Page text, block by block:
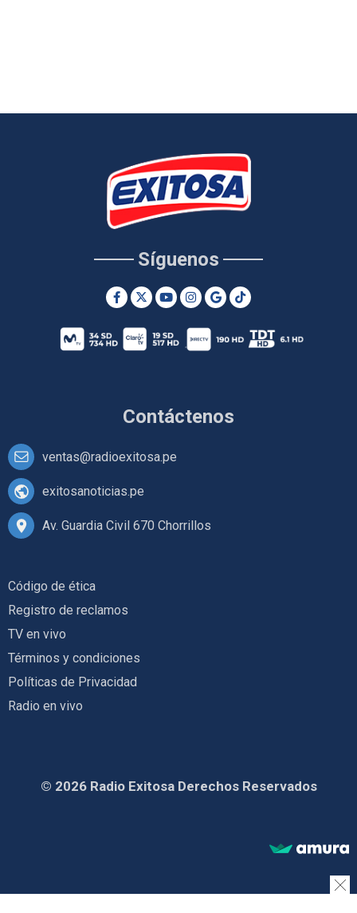
Contáctenos
ventas@radioexitosa.pe
exitosanoticias.pe
Av. Guardia Civil 670 Chorrillos
Síguenos
Código de ética
Registro de reclamos
TV en vivo
Términos y condiciones
Políticas de Privacidad
Radio en vivo
© 2026 Radio Exitosa Derechos Reservados